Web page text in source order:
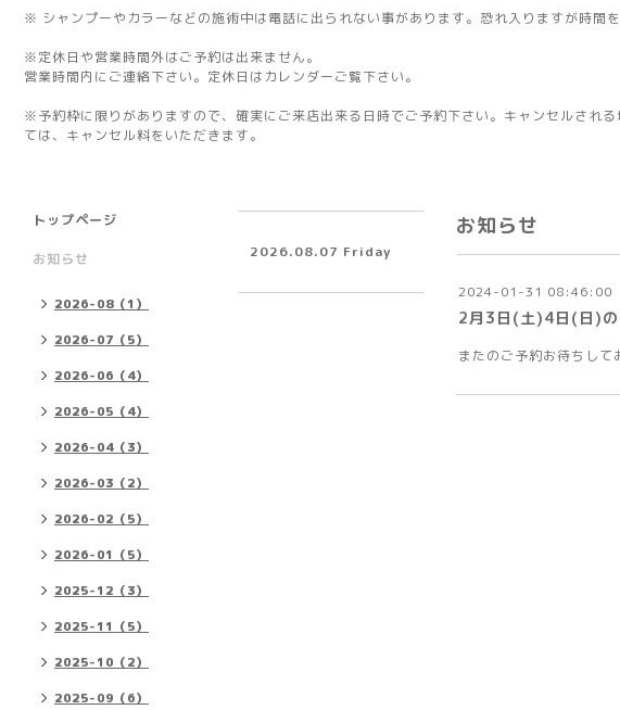
※ シャンプーやカラーなどの施術中は電話に出られない事があります。恐れ入りますが時間を
※定休日や営業時間外はご予約は出来ません。
営業時間内にご連絡下さい。定休日はカレンダーご覧下さい。
※予約枠に限りがありますので、確実にご来店出来る日時でご予約下さい。キャンセルされ
ては、キャンセル料をいただきます。
お知らせ
2024-01-31 08:46:00
2月3日(土)4日(日)の
またのご予約お待ちして
トップページ
お知らせ
2026-08（1）
2026-07（5）
2026-06（4）
2026-05（4）
2026-04（3）
2026-03（2）
2026-02（5）
2026-01（5）
2025-12（3）
2025-11（5）
2025-10（2）
2025-09（6）
2026.08.07 Friday